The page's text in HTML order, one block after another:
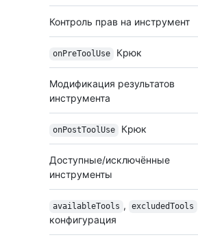
Контроль прав на инструмент
onPreToolUse Крюк
Модификация результатов
инструмента
onPostToolUse Крюк
Доступные/исключённые
инструменты
availableTools , excludedTools
конфигурация